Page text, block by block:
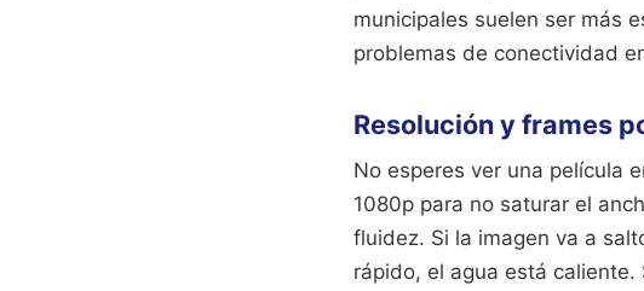
municipales suelen ser más
problemas de conectividad
Resolución y frames
No esperes ver una película
1080p para no saturar el
fluidez. Si la imagen va a
rápido, el agua está